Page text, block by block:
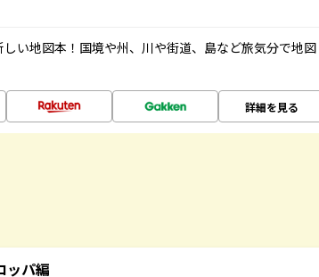
い地図本！国境や州、川や街道、島など旅気分で地図
詳細を見る
パ編